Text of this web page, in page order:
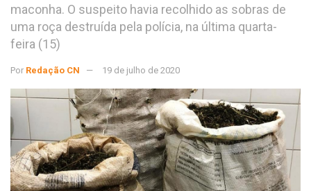
maconha. O suspeito havia recolhido as sobras de
uma roça destruída pela polícia, na última quarta-
feira (15)
Por Redação CN 19 de julho de 2020